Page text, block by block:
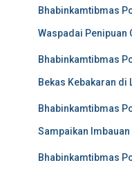
Bhabinkamtibmas
Waspadai Penipuan
Bhabinkamtibmas
Bekas Kebakaran di
Bhabinkamtibmas
Sampaikan
Bhabinkamtibmas